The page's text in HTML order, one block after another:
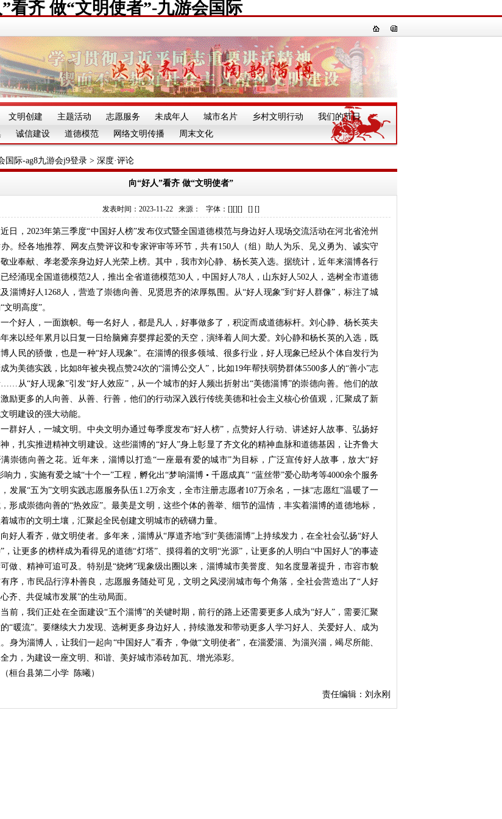
看齐 做“文明使者”-九游会国际
文明创建 主题活动 志愿服务 未成年人 城市名片 乡村文明行动 我们的节日 一
诚信建设 道德模范 网络文明传播 周末文化
国际-ag8九游会j9登录 > 深度·评论
向“好人”看齐 做“文明使者”
发表时间：2023-11-22 来源： 字体：[][][] [] []
近 日，2023年第三季度“中国好人榜”发布仪式暨全国道德模范与身边好人现场交流活动在河北省沧州
。经各地推荐、网友点赞评议和专家评审等环节，共有150人（组）助人为乐、见义勇为、诚实守
业奉献、孝老爱亲身边好人光荣上榜。其中，我市刘心静、杨长英入选。据统计，近年来淄博各行
已经涌现全国道德模范2人，推出全省道德模范30人，中国好人78人，山东好人502人，选树全市道德
淄博好人1268人，营造了崇德向善、见贤思齐的浓厚氛围 。从“好人现象”到“好人群像” ，标注了城
“文明高度”。
一个好人 ，一面旗帜。每一名好人，都是凡人，好事做多了，积淀而成道德标杆。刘心静、杨长英夫
来以经年累月以日复一日给脑瘫弃婴撑起爱的天空，演绎着人间大爱。刘心静和杨长英的入选， 既
人民的骄傲，也是一种“好人现象”。在淄博的很多领域、很多行业，好人现象已经从个体自发行为
为美德实践，比如8年被央视点赞24次的“淄博公交人”，比如19年帮扶弱势群体5500多人的“善小”志
……从“好人现象”引发“好人效应”，从一个城市的好人频出折射出“美德淄博”的崇德向善。他们的故
励更多的人向善、从善、行善，他们 的行动深入践行传统美德和社会主义核心价值观，汇聚成了 新
文明建设的强大动能。
一群好人， 一城文明。 中央文明办通过每季度发布“好人榜”，点赞好人行动、讲述好人故事、弘扬好
神，扎实推进精神文明建设。这些淄博的“好人”身上彰显了齐文化的精神血脉和道德基因，让齐鲁大
崇德向善之花。近年来，淄博以打造“一座最有爱的城市”为目标，广泛宣传好人故事，放大“好
响力，实施有爱之城“十个一”工程，孵化出“梦响淄博 • 千愿成真” “蓝丝带”爱心助考等4000余个服务
发展“五为”文明实践志愿服务队伍1.2万余支，全市注册志愿者107万余名，一抹“志愿红”温暖了一
形成崇德向善的“热效应”。最美是文明，这些个体的善举、细节的温情，丰实着淄博的道德地标，
城市的文明土壤，汇聚起全民创建文明城市的磅礴力量。
向好人看齐，做文明使者。 多年来，淄博从“厚道齐地”到“美德淄博”上持续发力，在全社会弘扬“好人
，让更多的榜样成为看得见的道德“灯塔”、摸得着的文明“光源”，让更多的人明白“中国好人”的事迹
做、精神可追可及。特别是“烧烤”现象级出圈以来，淄博城市美誉度、知名度显著提升，市容市貌
序，市民品行淳朴善良，志愿服务随处可见，文明之风浸润城市每个角落，全社会营造出了“人好
齐、共促城市发展”的生动局面。
当前，我们正处在全面建设“五个淄博”的关键时期，前行的路上还需要更多人成为“好人”，需要汇聚
“暖流”。要继续大力发现、选树更多身边好人，持续激发和带动更多人学习好人、关爱好人、成为
身为淄博人， 让我们一起向“中国好人”看齐，争做“文明使者”， 在淄爱淄、为淄兴淄，竭尽所能、
力，为建设一座文明、和谐、美好城市添砖加瓦、增光添彩。
（桓台县第二小学 陈曦）
责任编辑：刘永刚